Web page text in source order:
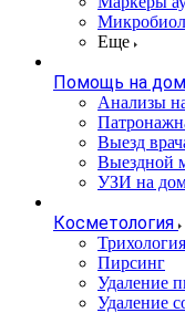
Еще
Помощь на
Анализы
Выезд
Выездной
УЗИ на
Косметология
Трихология
Пирсинг
Удаление
Удаление